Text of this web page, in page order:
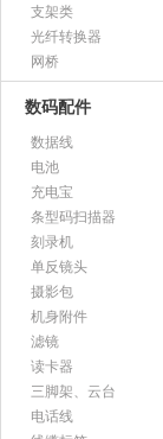
支架类
光纤转换器
网桥
数码配件
数据线
电池
充电宝
条型码扫描器
刻录机
单反镜头
摄影包
机身附件
滤镜
读卡器
三脚架、云台
电话线